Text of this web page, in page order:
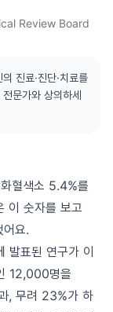
Review Board
진료·진단·치료를
문가와 상의하세
혈색소 5.4%를
이 숫자를 보고
요.
표된 연구가 이
12,000명을
, 무려 23%가 하